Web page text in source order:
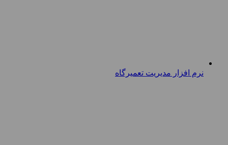
نرم افزار مدیریت تعمیرگاه